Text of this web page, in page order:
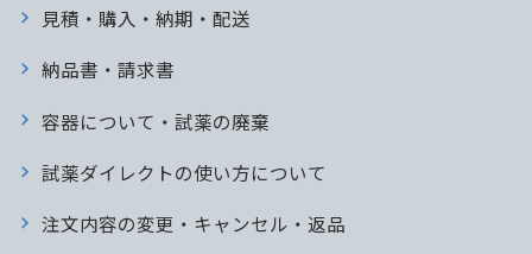
見積・購入・納期・配送
納品書・請求書
容器について・試薬の廃棄
試薬ダイレクトの使い方について
注文内容の変更・キャンセル・返品